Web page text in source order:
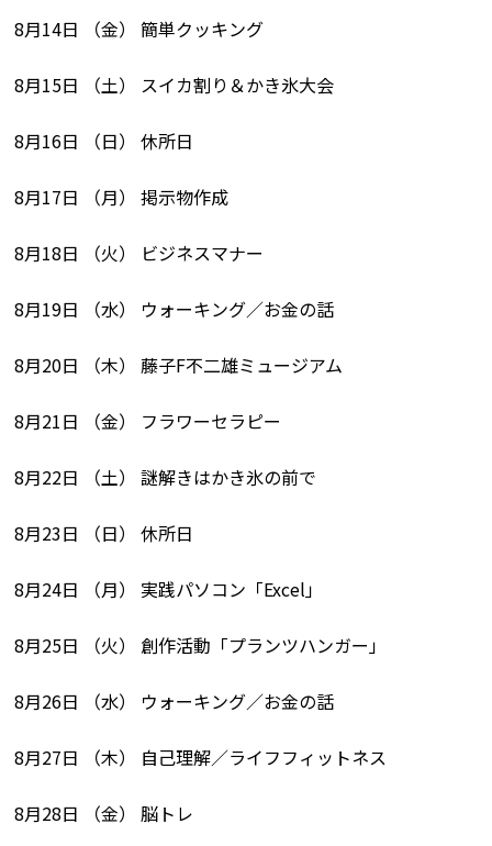
8月14日 （金） 簡単クッキング
8月15日 （土） スイカ割り＆かき氷大会
8月16日 （日） 休所日
8月17日 （月） 掲示物作成
8月18日 （火） ビジネスマナー
8月19日 （水） ウォーキング／お金の話
8月20日 （木） 藤子F不二雄ミュージアム
8月21日 （金） フラワーセラピー
8月22日 （土） 謎解きはかき氷の前で
8月23日 （日） 休所日
8月24日 （月） 実践パソコン「Excel」
8月25日 （火） 創作活動「プランツハンガー」
8月26日 （水） ウォーキング／お金の話
8月27日 （木） 自己理解／ライフフィットネス
8月28日 （金） 脳トレ